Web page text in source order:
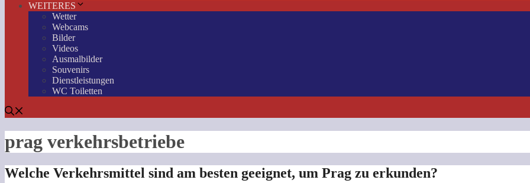
WEITERES
Wetter
Webcams
Bilder
Videos
Ausmalbilder
Souvenirs
Dienstleistungen
WC Toiletten
prag verkehrsbetriebe
Welche Verkehrsmittel sind am besten geeignet, um Prag zu erkunden?